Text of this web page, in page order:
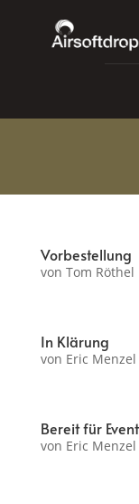
Vorbestellung
von Tom Röthel
In Klärung
von Eric Menzel
Bereit für
von Eric Menzel